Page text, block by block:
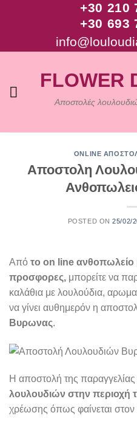
+30 210
+30 693
FLOWER
Αποστολές
ONLINE
Αποστολη
POSTED ON25/02/
Από το on line ανθοπωλείο
προσφορες, μπορείτε να
καλάθια με λουλούδια,
να γίνει αυθημερόν η
Βυρωνας.
Η αποστολή της παραγγελίας
λουλουδιών στην περιοχή
χρέωσης όπως φαίνεται στον